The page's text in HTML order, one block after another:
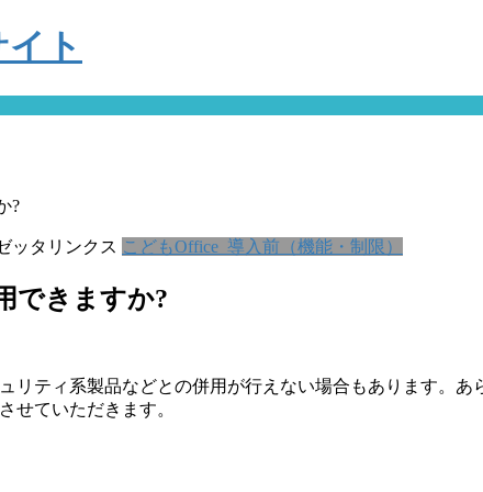
?
ッタリンクス こどもOffice_導入前（機能・制限）
できますか?
リティ系製品などとの併用が行えない場合もあります。
せていただきます。